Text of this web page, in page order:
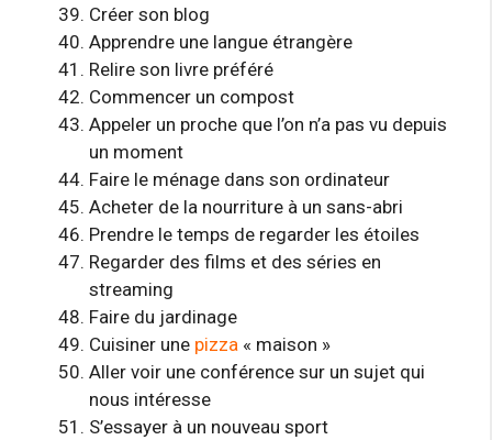
Créer son blog
Apprendre une langue étrangère
Relire son livre préféré
Commencer un compost
Appeler un proche que l’on n’a pas vu depuis
un moment
Faire le ménage dans son ordinateur
Acheter de la nourriture à un sans-abri
Prendre le temps de regarder les étoiles
Regarder des films et des séries en
streaming
Faire du jardinage
Cuisiner une pizza « maison »
Aller voir une conférence sur un sujet qui
nous intéresse
S’essayer à un nouveau sport